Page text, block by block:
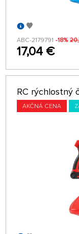
ABC-2179791 -18%
17,04 €
RC rýchlostný
AKČNÁ CENA